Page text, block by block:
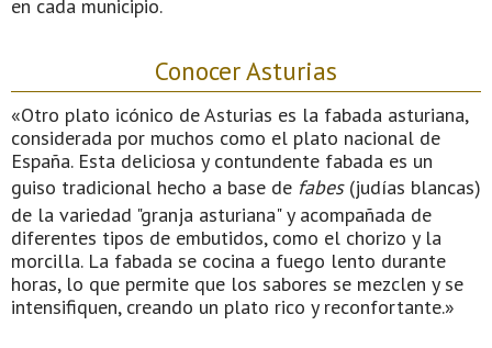
en cada municipio.
Conocer Asturias
«Otro plato icónico de Asturias es la fabada asturiana,
considerada por muchos como el plato nacional de
España. Esta deliciosa y contundente fabada es un
guiso tradicional hecho a base de fabes(judías blancas)
de la variedad "granja asturiana" y acompañada de
diferentes tipos de embutidos, como el chorizo y la
morcilla. La fabada se cocina a fuego lento durante
horas, lo que permite que los sabores se mezclen y se
intensifiquen, creando un plato rico y reconfortante.»